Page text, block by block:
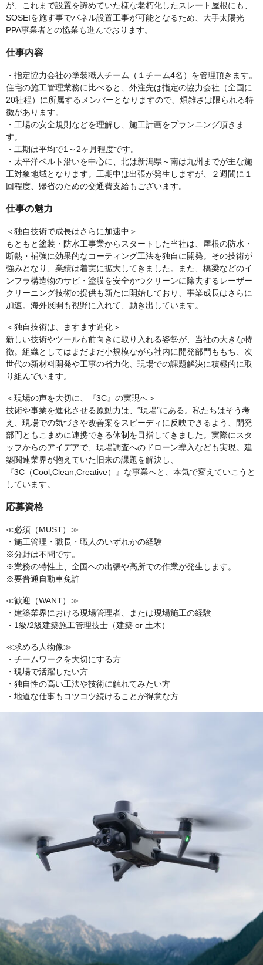
が、これまで設置を諦めていた様な老朽化したスレート屋根にも、
SOSEIを施す事でパネル設置工事が可能となるため、大手太陽光
PPA事業者との協業も進んでおります。
仕事内容
・指定協力会社の塗装職人チーム（１チーム4名）を管理頂きます。
住宅の施工管理業務に比べると、外注先は指定の協力会社（全国に
20社程）に所属するメンバーとなりますので、煩雑さは限られる特
徴があります。
・工場の安全規則などを理解し、施工計画をプランニング頂きま
す。
・工期は平均で1～2ヶ月程度です。
・太平洋ベルト沿いを中心に、北は新潟県～南は九州までが主な施
工対象地域となります。工期中は出張が発生しますが、２週間に１
回程度、帰省のための交通費支給もございます。
仕事の魅力
＜独自技術で成長はさらに加速中＞
もともと塗装・防水工事業からスタートした当社は、屋根の防水・
断熱・補強に効果的なコーティング工法を独自に開発。その技術が
強みとなり、業績は着実に拡大してきました。また、橋梁などのイ
ンフラ構造物のサビ・塗膜を安全かつクリーンに除去するレーザー
クリーニング技術の提供も新たに開始しており、事業成長はさらに
加速。海外展開も視野に入れて、動き出しています。
＜独自技術は、ますます進化＞
新しい技術やツールも前向きに取り入れる姿勢が、当社の大きな特
徴。組織としてはまだまだ小規模ながら社内に開発部門ももち、次
世代の新材料開発や工事の省力化、現場での課題解決に積極的に取
り組んでいます。
＜現場の声を大切に、『3C』の実現へ＞
技術や事業を進化させる原動力は、“現場”にある。私たちはそう考
え、現場での気づきや改善案をスピーディに反映できるよう、開発
部門ともこまめに連携できる体制を目指してきました。実際にスタ
ッフからのアイデアで、現場調査へのドローン導入なども実現。建
築関連業界が抱えていた旧来の課題を解決し、
『3C（Cool,Clean,Creative）』な事業へと、本気で変えていこうと
しています。
応募資格
≪必須（MUST）≫
・施工管理・職長・職人のいずれかの経験
※分野は不問です。
※業務の特性上、全国への出張や高所での作業が発生します。
※要普通自動車免許
≪歓迎（WANT）≫
・建築業界における現場管理者、または現場施工の経験
・1級/2級建築施工管理技士（建築 or 土木）
≪求める人物像≫
・チームワークを大切にする方
・現場で活躍したい方
・独自性の高い工法や技術に触れてみたい方
・地道な仕事もコツコツ続けることが得意な方